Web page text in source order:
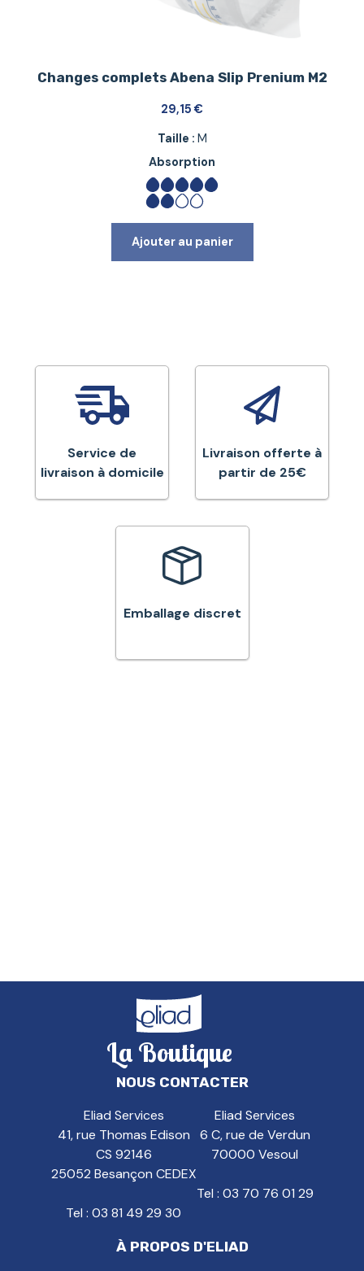
Changes complets Abena Slip Prenium M2
29,15€
Taille : M
Absorption
Ajouter au panier
Service de
livraison à domicile
Livraison offerte à
partir de 25€
Emballage discret
La Boutique
NOUS CONTACTER
Eliad Services
41, rue Thomas Edison
CS 92146
25052 Besançon CEDEX
Tel : 03 81 49 29 30
Eliad Services
6 C, rue de Verdun
70000 Vesoul
Tel : 03 70 76 01 29
À PROPOS D'ELIAD